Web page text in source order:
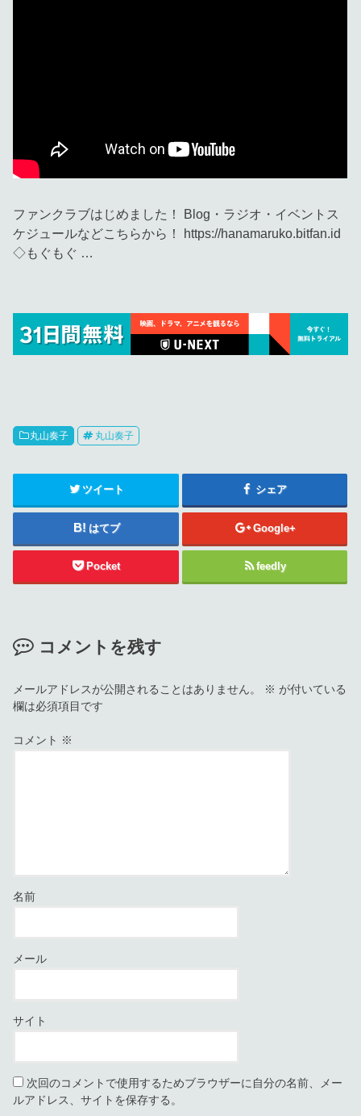
ファンクラブはじめました！ Blog・ラジオ・イベントス
ケジュールなどこちらから！ https://hanamaruko.bitfan.id
◇もぐもぐ …
丸山奏子 丸山奏子
ツイート シェア
はてブ Google+
Pocket feedly
コメントを残す
メールアドレスが公開されることはありません。 ※ が付いている
欄は必須項目です
コメント ※
名前
メール
サイト
次回のコメントで使用するためブラウザーに自分の名前、メー
ルアドレス、サイトを保存する。